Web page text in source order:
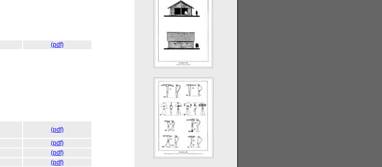
(pdf)
(pdf)
(pdf)
(pdf)
(pdf)